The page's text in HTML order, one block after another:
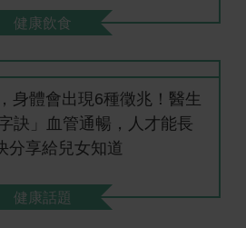
健康飲食
身體會出現6種徵兆！醫生
訣」血管通暢，人才能長
分享給兒女知道
健康話題